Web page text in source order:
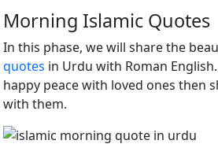
Morning Islamic Quotes
In this phase, we will share the
quotes in Urdu with Roman
happy peace with loved ones then
with them.